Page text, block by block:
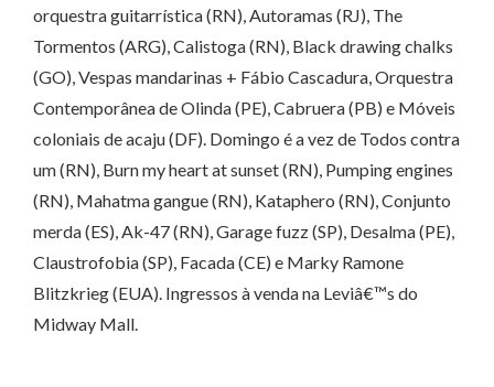
orquestra guitarrística (RN), Autoramas (RJ), The
Tormentos (ARG), Calistoga (RN), Black drawing chalks
(GO), Vespas mandarinas + Fábio Cascadura, Orquestra
Contemporânea de Olinda (PE), Cabruera (PB) e Móveis
coloniais de acaju (DF). Domingo é a vez de Todos contra
um (RN), Burn my heart at sunset (RN), Pumping engines
(RN), Mahatma gangue (RN), Kataphero (RN), Conjunto
merda (ES), Ak-47 (RN), Garage fuzz (SP), Desalma (PE),
Claustrofobia (SP), Facada (CE) e Marky Ramone
Blitzkrieg (EUA). Ingressos à venda na Leviâ€™s do
Midway Mall.